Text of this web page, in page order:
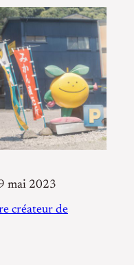
mai 2023
créateur de